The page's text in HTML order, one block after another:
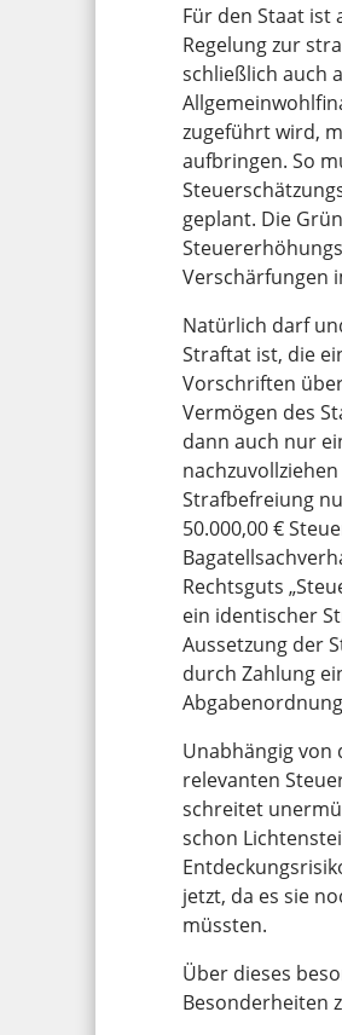
Für den Staat ist
Regelung zur
schließlich auch
zugeführt wird,
aufbringen. So
geplant. Die
Verschärfungen
Natürlich darf
Straftat ist, die
Vorschriften
Vermögen des
dann auch nur
Strafbefreiung
50.000,00 €
Rechtsguts
ein identischer
Aussetzung der
durch Zahlung
Unabhängig von
relevanten
schreitet
schon
jetzt, da es sie
müssten.
Über dieses
Besonderheiten